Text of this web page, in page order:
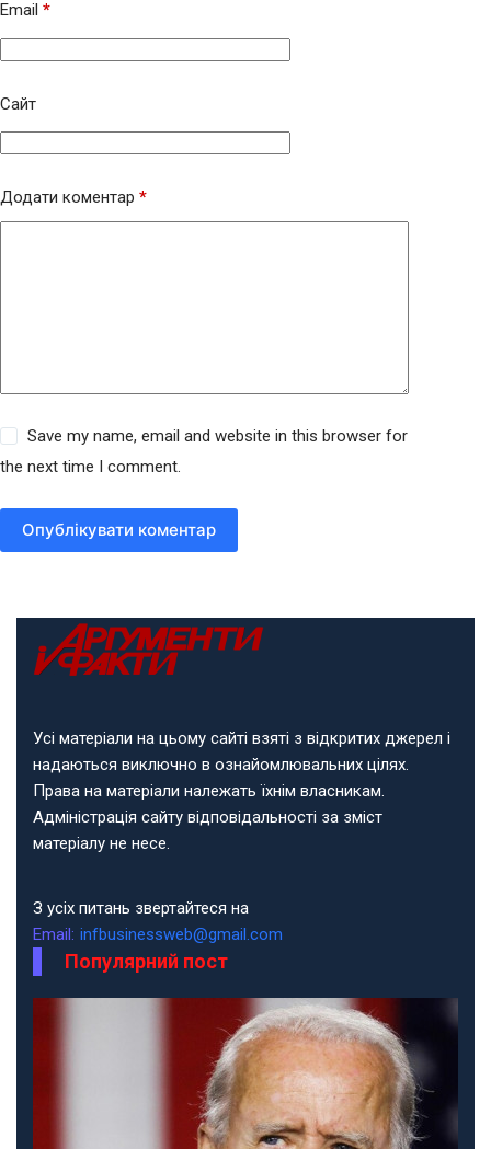
Email *
Сайт
Додати коментар *
Save my name, email and website in this browser for
the next time I comment.
Опублікувати коментар
Усі матеріали на цьому сайті взяті з відкритих джерел і
надаються виключно в ознайомлювальних цілях.
Права на матеріали належать їхнім власникам.
Адміністрація сайту відповідальності за зміст
матеріалу не несе.
З усіх питань звертайтеся на
Email: infbusinessweb@gmail.com
Популярний пост